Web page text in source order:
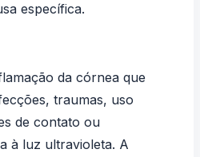
específica.
da córnea que
traumas, uso
de contato ou
à luz ultravioleta. A